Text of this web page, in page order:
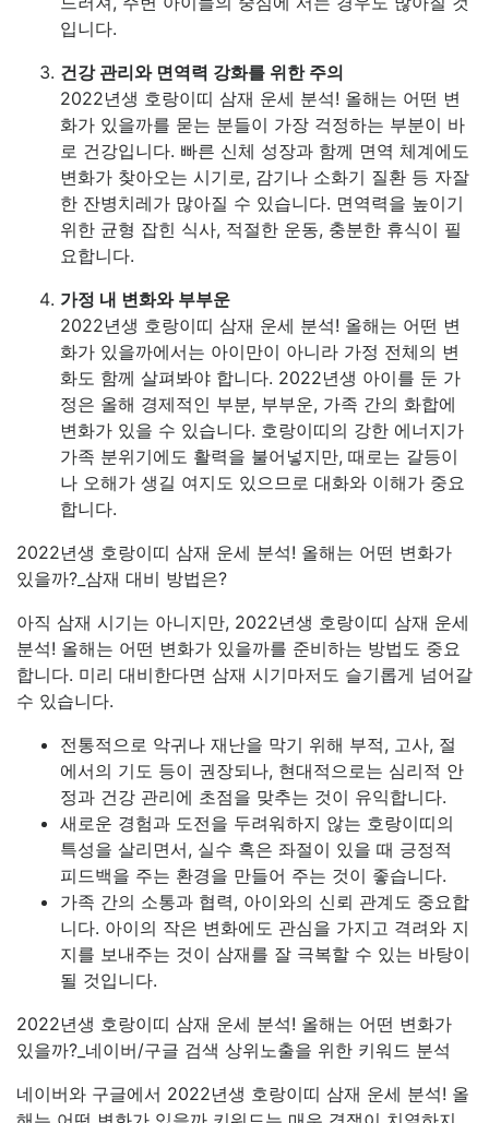
입니다.
건강 관리와 면역력 강화를 위한 주의
2022년생 호랑이띠 삼재 운세 분석! 올해는 어떤 변
화가 있을까를 묻는 분들이 가장 걱정하는 부분이 바
로 건강입니다. 빠른 신체 성장과 함께 면역 체계에도
변화가 찾아오는 시기로, 감기나 소화기 질환 등 자잘
한 잔병치레가 많아질 수 있습니다. 면역력을 높이기
위한 균형 잡힌 식사, 적절한 운동, 충분한 휴식이 필
요합니다.
가정 내 변화와 부부운
2022년생 호랑이띠 삼재 운세 분석! 올해는 어떤 변
화가 있을까에서는 아이만이 아니라 가정 전체의 변
화도 함께 살펴봐야 합니다. 2022년생 아이를 둔 가
정은 올해 경제적인 부분, 부부운, 가족 간의 화합에
변화가 있을 수 있습니다. 호랑이띠의 강한 에너지가
가족 분위기에도 활력을 불어넣지만, 때로는 갈등이
나 오해가 생길 여지도 있으므로 대화와 이해가 중요
합니다.
2022년생 호랑이띠 삼재 운세 분석! 올해는 어떤 변화가
있을까?_삼재 대비 방법은?
아직 삼재 시기는 아니지만, 2022년생 호랑이띠 삼재 운세
분석! 올해는 어떤 변화가 있을까를 준비하는 방법도 중요
합니다. 미리 대비한다면 삼재 시기마저도 슬기롭게 넘어갈
수 있습니다.
전통적으로 악귀나 재난을 막기 위해 부적, 고사, 절
에서의 기도 등이 권장되나, 현대적으로는 심리적 안
정과 건강 관리에 초점을 맞추는 것이 유익합니다.
새로운 경험과 도전을 두려워하지 않는 호랑이띠의
특성을 살리면서, 실수 혹은 좌절이 있을 때 긍정적
피드백을 주는 환경을 만들어 주는 것이 좋습니다.
가족 간의 소통과 협력, 아이와의 신뢰 관계도 중요합
니다. 아이의 작은 변화에도 관심을 가지고 격려와 지
지를 보내주는 것이 삼재를 잘 극복할 수 있는 바탕이
될 것입니다.
2022년생 호랑이띠 삼재 운세 분석! 올해는 어떤 변화가
있을까?_네이버/구글 검색 상위노출을 위한 키워드 분석
네이버와 구글에서 2022년생 호랑이띠 삼재 운세 분석! 올